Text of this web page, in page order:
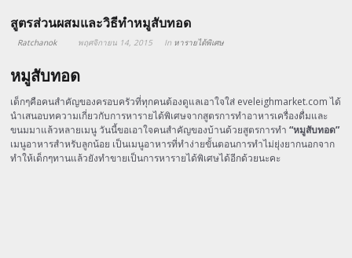
สูตรส่วนผสมและวิธีทำหมูสับทอด
Ratchanok พฤศจิกายน 14, 2015 In หารายได้พิเศษ
หมูสับทอด
เด็กๆคือคนสำคัญของครอบครัวที่ทุกคนต้องดูแลเอาใจใส่ eveleighmarket.com ได้
นำเสนอบทความเกี่ยวกับการหารายได้พิเศษจากสูตรการทำอาหารเครื่องดื่มและ
ขนมมาแล้วหลายเมนู วันนี้ขอเอาใจคนสำคัญของบ้านด้วยสูตรการทำ“หมูสับทอด”
เมนูอาหารสำหรับลูกน้อย เป็นเมนูอาหารที่ทำง่ายขั้นตอนการทำไม่ยุ่งยากนอกจาก
ทำให้เด็กๆทานแล้วยังทำขายเป็นการหารายได้พิเศษได้อีกด้วยนะคะ